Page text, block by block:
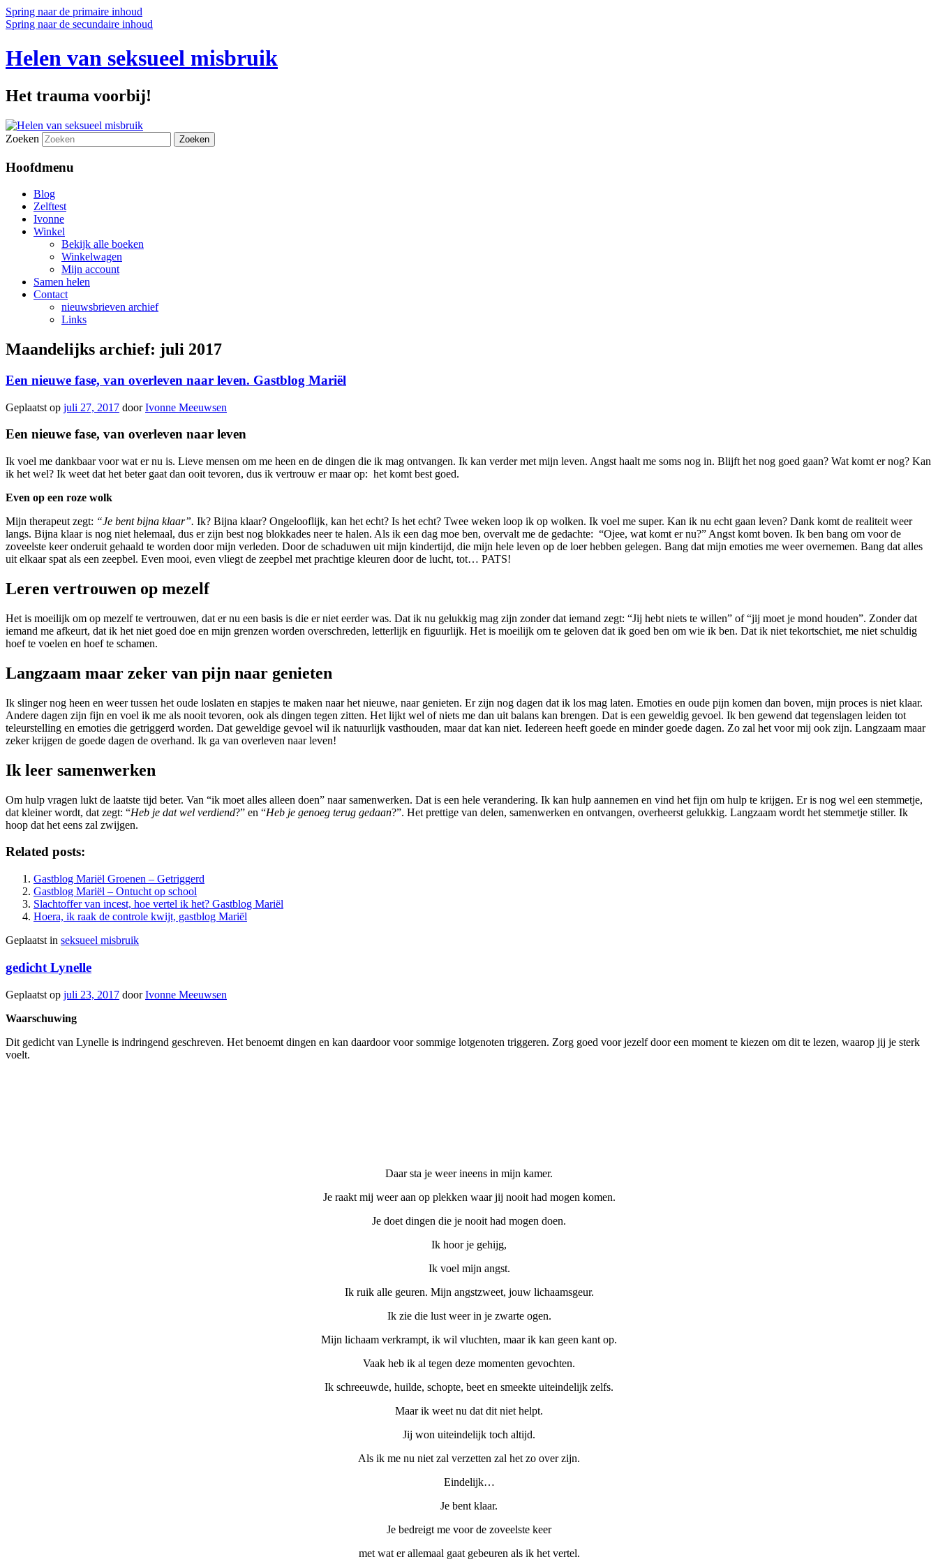
Spring naar de primaire inhoud
Spring naar de secundaire inhoud
Helen van seksueel misbruik
Het trauma voorbij!
Zoeken
Hoofdmenu
Blog
Zelftest
Ivonne
Winkel
Bekijk alle boeken
Winkelwagen
Mijn account
Samen helen
Contact
nieuwsbrieven archief
Links
Maandelijks archief: juli 2017
Een nieuwe fase, van overleven naar leven. Gastblog Mariël
Geplaatst op juli 27, 2017 doorIvonne Meeuwsen
Een nieuwe fase, van overleven naar leven
Ik voel me dankbaar voor wat er nu is. Lieve mensen om me heen en de dingen die ik mag ontvangen. Ik kan verder met mijn leven. Angst haalt me soms nog in. Blijft het nog goed gaan? Wat komt er nog? Kan
ik het wel? Ik weet dat het beter gaat dan ooit tevoren, dus ik vertrouw er maar op: het komt best goed.
Even op een roze wolk
Mijn therapeut zegt: “Je bent bijna klaar”. Ik? Bijna klaar? Ongelooflijk, kan het echt? Is het echt? Twee weken loop ik op wolken. Ik voel me super. Kan ik nu echt gaan leven? Dank komt de realiteit weer
langs. Bijna klaar is nog niet helemaal, dus er zijn best nog blokkades neer te halen. Als ik een dag moe ben, overvalt me de gedachte: “Ojee, wat komt er nu?” Angst komt boven. Ik ben bang om voor de
zoveelste keer onderuit gehaald te worden door mijn verleden. Door de schaduwen uit mijn kindertijd, die mijn hele leven op de loer hebben gelegen. Bang dat mijn emoties me weer overnemen. Bang dat alles
uit elkaar spat als een zeepbel. Even mooi, even vliegt de zeepbel met prachtige kleuren door de lucht, tot… PATS!
Leren vertrouwen op mezelf
Het is moeilijk om op mezelf te vertrouwen, dat er nu een basis is die er niet eerder was. Dat ik nu gelukkig mag zijn zonder dat iemand zegt: “Jij hebt niets te willen” of “jij moet je mond houden”. Zonder dat
iemand me afkeurt, dat ik het niet goed doe en mijn grenzen worden overschreden, letterlijk en figuurlijk. Het is moeilijk om te geloven dat ik goed ben om wie ik ben. Dat ik niet tekortschiet, me niet schuldig
hoef te voelen en hoef te schamen.
Langzaam maar zeker van pijn naar genieten
Ik slinger nog heen en weer tussen het oude loslaten en stapjes te maken naar het nieuwe, naar genieten. Er zijn nog dagen dat ik los mag laten. Emoties en oude pijn komen dan boven, mijn proces is niet klaar.
Andere dagen zijn fijn en voel ik me als nooit tevoren, ook als dingen tegen zitten. Het lijkt wel of niets me dan uit balans kan brengen. Dat is een geweldig gevoel. Ik ben gewend dat tegenslagen leiden tot
teleurstelling en emoties die getriggerd worden. Dat geweldige gevoel wil ik natuurlijk vasthouden, maar dat kan niet. Iedereen heeft goede en minder goede dagen. Zo zal het voor mij ook zijn. Langzaam maar
zeker krijgen de goede dagen de overhand. Ik ga van overleven naar leven!
Ik leer samenwerken
Om hulp vragen lukt de laatste tijd beter. Van “ik moet alles alleen doen” naar samenwerken. Dat is een hele verandering. Ik kan hulp aannemen en vind het fijn om hulp te krijgen. Er is nog wel een stemmetje,
dat kleiner wordt, dat zegt: “Heb je dat wel verdiend?” en “Heb je genoeg terug gedaan?”. Het prettige van delen, samenwerken en ontvangen, overheerst gelukkig. Langzaam wordt het stemmetje stiller. Ik
hoop dat het eens zal zwijgen.
Related posts:
Gastblog Mariël Groenen – Getriggerd
Gastblog Mariël – Ontucht op school
Slachtoffer van incest, hoe vertel ik het? Gastblog Mariël
Hoera, ik raak de controle kwijt, gastblog Mariël
Geplaatst in seksueel misbruik
gedicht Lynelle
Geplaatst op juli 23, 2017 doorIvonne Meeuwsen
Waarschuwing
Dit gedicht van Lynelle is indringend geschreven. Het benoemt dingen en kan daardoor voor sommige lotgenoten triggeren. Zorg goed voor jezelf door een moment te kiezen om dit te lezen, waarop jij je sterk
voelt.
Daar sta je weer ineens in mijn kamer.
Je raakt mij weer aan op plekken waar jij nooit had mogen komen.
Je doet dingen die je nooit had mogen doen.
Ik hoor je gehijg,
Ik voel mijn angst.
Ik ruik alle geuren. Mijn angstzweet, jouw lichaamsgeur.
Ik zie die lust weer in je zwarte ogen.
Mijn lichaam verkrampt, ik wil vluchten, maar ik kan geen kant op.
Vaak heb ik al tegen deze momenten gevochten.
Ik schreeuwde, huilde, schopte, beet en smeekte uiteindelijk zelfs.
Maar ik weet nu dat dit niet helpt.
Jij won uiteindelijk toch altijd.
Als ik me nu niet zal verzetten zal het zo over zijn.
Eindelijk…
Je bent klaar.
Je bedreigt me voor de zoveelste keer
met wat er allemaal gaat gebeuren als ik het vertel.